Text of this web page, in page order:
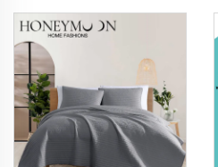
de microfibra de
eucalipto, ligero,
alternativo a plumas y